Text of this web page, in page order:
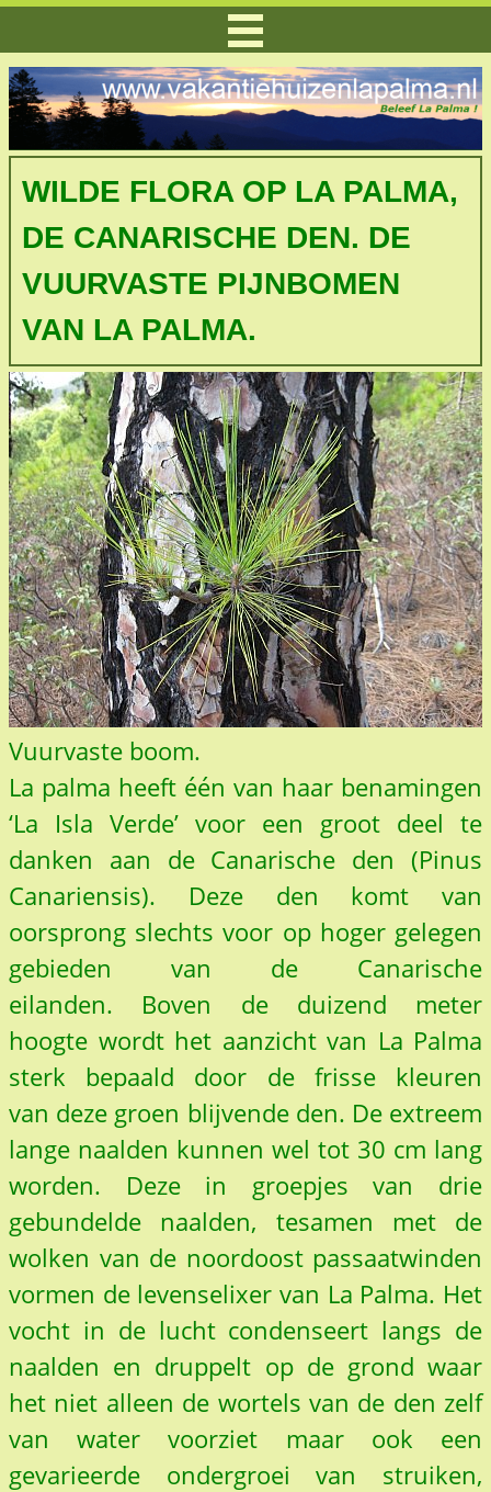
WILDE FLORA OP LA PALMA,
DE CANARISCHE DEN. DE
VUURVASTE PIJNBOMEN
VAN LA PALMA.
Vuurvaste boom.
La palma heeft één van haar benamingen
‘La Isla Verde’ voor een groot deel te
danken aan de Canarische den (Pinus
Canariensis). Deze den komt van
oorsprong slechts voor op hoger gelegen
gebieden van de Canarische
eilanden. Boven de duizend meter
hoogte wordt het aanzicht van La Palma
sterk bepaald door de frisse kleuren
van deze groen blijvende den. De extreem
lange naalden kunnen wel tot 30 cm lang
worden. Deze in groepjes van drie
gebundelde naalden, tesamen met de
wolken van de noordoost passaatwinden
vormen de levenselixer van La Palma. Het
vocht in de lucht condenseert langs de
naalden en druppelt op de grond waar
het niet alleen de wortels van de den zelf
van water voorziet maar ook een
gevarieerde ondergroei van struiken,